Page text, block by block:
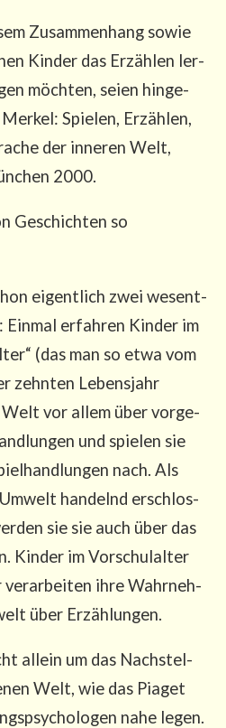
Zusam­men­hang sowie
Kin­der das Erzäh­len ler­
möch­ten, sei­en hin­ge­
Spie­len, Erzäh­len,
der inne­ren Welt,
2000.
Geschich­ten so
eigent­lich zwei wesent­
Ein­mal erfah­ren Kin­der im
(das man so etwa vom
zehn­ten Lebens­jahr
vor allem über vor­ge­
und spie­len sie
nach. Als
han­delnd erschlos­
sie sie auch über das
Kin­der im Vor­schul­al­ter
ver­ar­bei­ten ihre Wahr­neh­
über Erzählungen.
allein um das Nach­stel­
Welt, wie das Pia­get
nahe legen.